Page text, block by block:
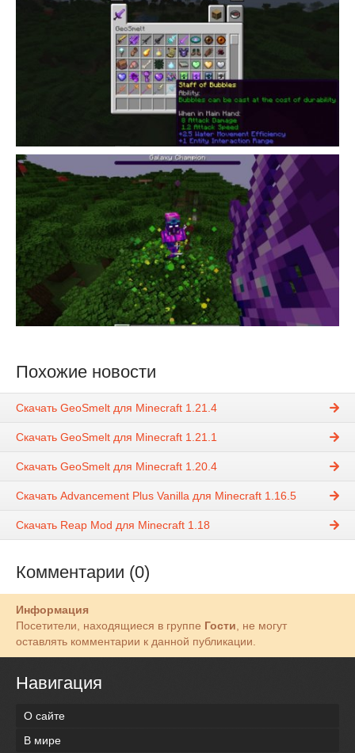
Похожие новости
Скачать GeoSmelt для Minecraft 1.21.4
Скачать GeoSmelt для Minecraft 1.21.1
Скачать GeoSmelt для Minecraft 1.20.4
Скачать Advancement Plus Vanilla для Minecraft 1.16.5
Скачать Reap Mod для Minecraft 1.18
Комментарии (0)
Информация
Посетители, находящиеся в группе Гости , не могут
оставлять комментарии к данной публикации.
Навигация
О сайте
В мире